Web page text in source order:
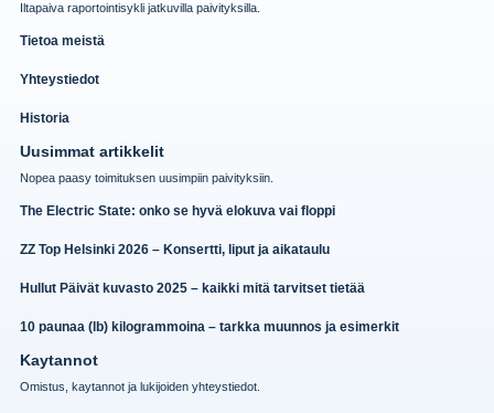
Iltapaiva raportointisykli jatkuvilla paivityksilla.
Tietoa meistä
Yhteystiedot
Historia
Uusimmat artikkelit
Nopea paasy toimituksen uusimpiin paivityksiin.
The Electric State: onko se hyvä elokuva vai floppi
ZZ Top Helsinki 2026 – Konsertti, liput ja aikataulu
Hullut Päivät kuvasto 2025 – kaikki mitä tarvitset tietää
10 paunaa (lb) kilogrammoina – tarkka muunnos ja esimerkit
Kaytannot
Omistus, kaytannot ja lukijoiden yhteystiedot.